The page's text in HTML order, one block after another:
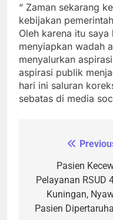
“ Zaman sekarang
kebijakan
Oleh karena itu
menyiapkan wadah
menyalurkan
aspirasi publik
hari ini saluran
sebatas di media
Navigasi
Pasien
Pelayanan RSUD
Kuningan,
Pasien